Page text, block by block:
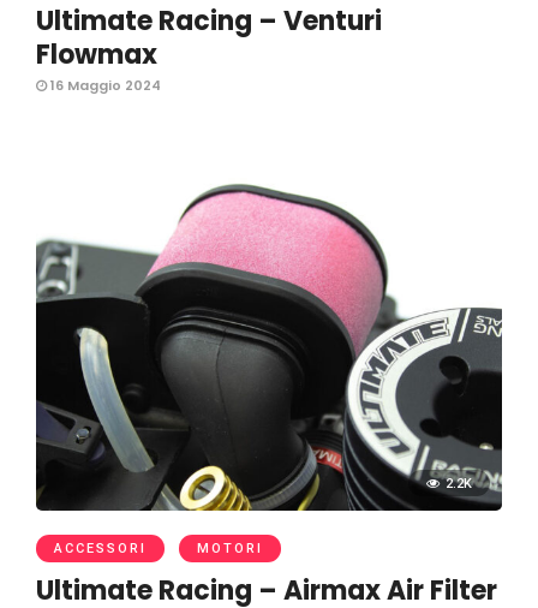
Ultimate Racing – Venturi
Flowmax
16 Maggio 2024
2.2K
ACCESSORI MOTORI
Ultimate Racing – Airmax Air Filter